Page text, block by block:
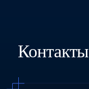
Контакты